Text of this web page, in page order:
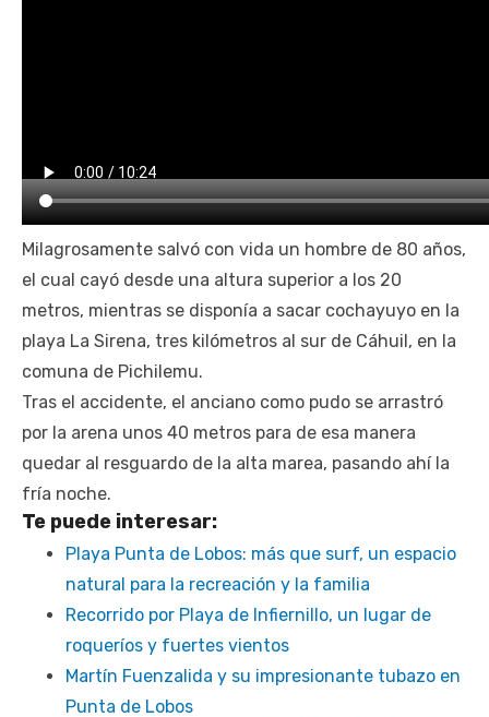
Milagrosamente salvó con vida un hombre de 80 años,
el cual cayó desde una altura superior a los 20
metros, mientras se disponía a sacar cochayuyo en la
playa La Sirena, tres kilómetros al sur de Cáhuil, en la
comuna de Pichilemu.
Tras el accidente, el anciano como pudo se arrastró
por la arena unos 40 metros para de esa manera
quedar al resguardo de la alta marea, pasando ahí la
fría noche.
Te puede interesar:
Playa Punta de Lobos: más que surf, un espacio
natural para la recreación y la familia
Recorrido por Playa de Infiernillo, un lugar de
roqueríos y fuertes vientos
Martín Fuenzalida y su impresionante tubazo en
Punta de Lobos